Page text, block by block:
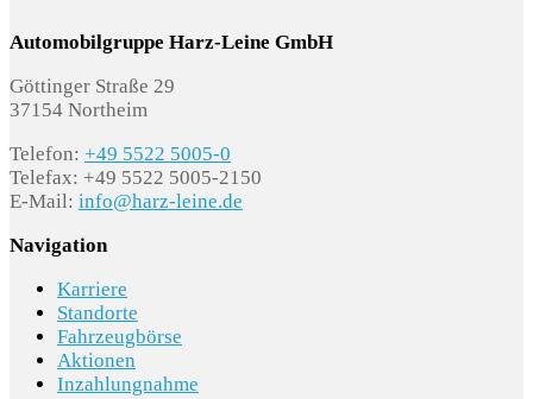
B01 Typprüfland Deutschland
EL5 Online-Update-Fähigkeit ab ID.Software
K8G Kurzheck
UD1 Türgriffmulden beleuchtet
Automobilgruppe Harz-Leine GmbH
Göttinger Straße 29
37154 Northeim
Telefon: +49 5522 5005-0
Telefax: +49 5522 5005-2150
E-Mail: info@harz-leine.de
Navigation
Karriere
Standorte
Fahrzeugbörse
Aktionen
Inzahlungnahme